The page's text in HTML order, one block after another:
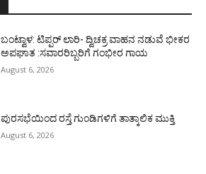
ಬಂಟ್ವಾಳ: ಟಿಪ್ಪರ್ ಲಾರಿ- ದ್ವಿಚಕ್ರ ವಾಹನ ನಡುವೆ ಭೀಕರ
ಅಪಘಾತ :ಸವಾರರಿಬ್ಬರಿಗೆ ಗಂಭೀರ ಗಾಯ
August 6, 2026
ಪುರಸಭೆಯಿಂದ ರಸ್ತೆ ಗುಂಡಿಗಳಿಗೆ ತಾತ್ಕಾಲಿಕ ಮುಕ್ತಿ
August 6, 2026